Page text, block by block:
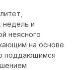
недель и
неясного
на основе
поддающимся